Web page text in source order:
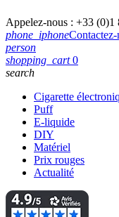
Appelez-nous : +33 (0)1
phone_iphoneContactez-
person
shopping_cart 0
search
Cigarette
Puff
E-liquide
DIY
Matériel
Prix rouges
Actualité